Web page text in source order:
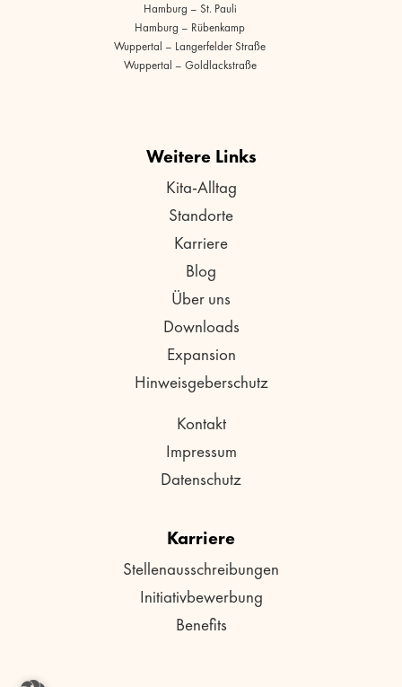
Hamburg – St. Pauli
Hamburg – Rübenkamp
Wuppertal – Langerfelder Straße
Wuppertal – Goldlackstraße
Weitere Links
Kita-Alltag
Standorte
Karriere
Blog
Über uns
Downloads
Expansion
Hinweisgeberschutz
Kontakt
Impressum
Datenschutz
Karriere
Stellenausschreibungen
Initiativbewerbung
Benefits